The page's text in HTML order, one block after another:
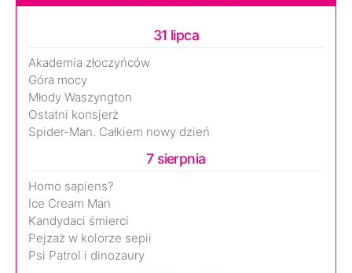
31 lipca
Akademia złoczyńców
Góra mocy
Młody Waszyngton
Ostatni konsjerż
Spider-Man. Całkiem nowy dzień
7 sierpnia
Homo sapiens?
Ice Cream Man
Kandydaci śmierci
Pejzaż w kolorze sepii
Psi Patrol i dinozaury